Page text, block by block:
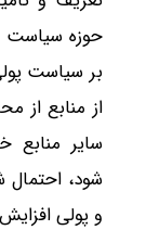
حوزه سیاست
بر سیاست
از منابع از
سایر منابع
شود،
و پولی